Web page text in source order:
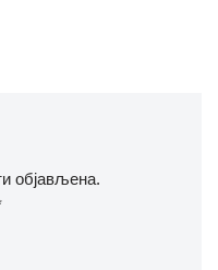
објављена.